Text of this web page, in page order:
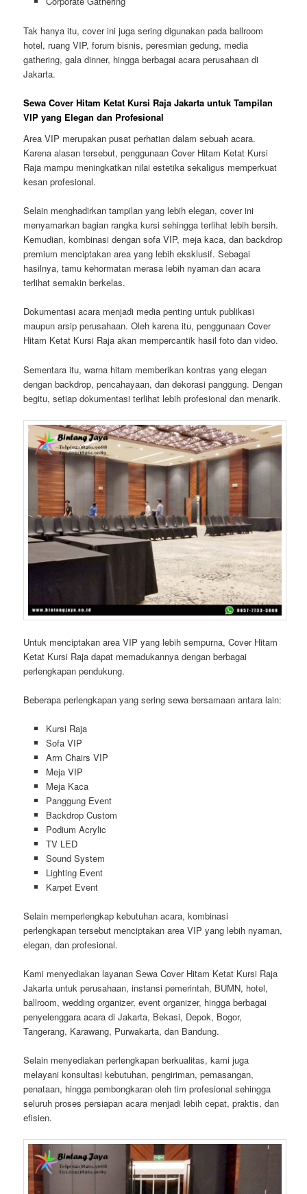
Tak hanya itu, cover ini juga sering digunakan pada ballroom
hotel, ruang VIP, forum bisnis, peresmian gedung, media
gathering, gala dinner, hingga berbagai acara perusahaan di
Jakarta.
Sewa Cover Hitam Ketat Kursi Raja Jakarta untuk Tampilan
VIP yang Elegan dan Profesional
Area VIP merupakan pusat perhatian dalam sebuah acara.
Karena alasan tersebut, penggunaan Cover Hitam Ketat Kursi
Raja mampu meningkatkan nilai estetika sekaligus memperkuat
kesan profesional.
Selain menghadirkan tampilan yang lebih elegan, cover ini
menyamarkan bagian rangka kursi sehingga terlihat lebih bersih.
Kemudian, kombinasi dengan sofa VIP, meja kaca, dan backdrop
premium menciptakan area yang lebih eksklusif. Sebagai
hasilnya, tamu kehormatan merasa lebih nyaman dan acara
terlihat semakin berkelas.
Dokumentasi acara menjadi media penting untuk publikasi
maupun arsip perusahaan. Oleh karena itu, penggunaan Cover
Hitam Ketat Kursi Raja akan mempercantik hasil foto dan video.
Sementara itu, warna hitam memberikan kontras yang elegan
dengan backdrop, pencahayaan, dan dekorasi panggung. Dengan
begitu, setiap dokumentasi terlihat lebih profesional dan menarik.
Untuk menciptakan area VIP yang lebih sempurna, Cover Hitam
Ketat Kursi Raja dapat memadukannya dengan berbagai
perlengkapan pendukung.
Beberapa perlengkapan yang sering sewa bersamaan antara lain:
Kursi Raja
Sofa VIP
Arm Chairs VIP
Meja VIP
Meja Kaca
Panggung Event
Backdrop Custom
Podium Acrylic
TV LED
Sound System
Lighting Event
Karpet Event
Selain memperlengkap kebutuhan acara, kombinasi
perlengkapan tersebut menciptakan area VIP yang lebih nyaman,
elegan, dan profesional.
Kami menyediakan layanan Sewa Cover Hitam Ketat Kursi Raja
Jakarta untuk perusahaan, instansi pemerintah, BUMN, hotel,
ballroom, wedding organizer, event organizer, hingga berbagai
penyelenggara acara di Jakarta, Bekasi, Depok, Bogor,
Tangerang, Karawang, Purwakarta, dan Bandung.
Selain menyediakan perlengkapan berkualitas, kami juga
melayani konsultasi kebutuhan, pengiriman, pemasangan,
penataan, hingga pembongkaran oleh tim profesional sehingga
seluruh proses persiapan acara menjadi lebih cepat, praktis, dan
efisien.